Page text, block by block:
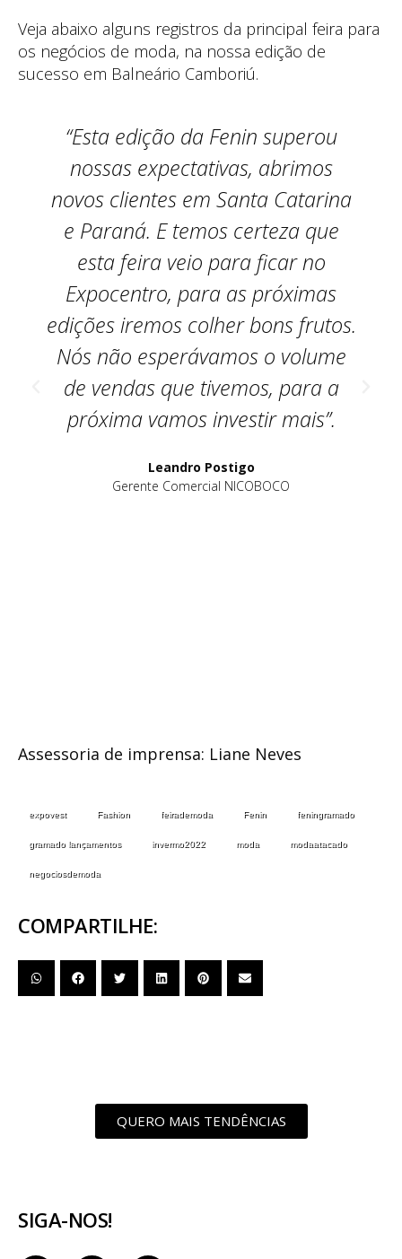
Veja abaixo alguns registros da principal feira para
os negócios de moda, na nossa edição de
sucesso em Balneário Camboriú.
“Esta edição da Fenin superou
nossas expectativas, abrimos
novos clientes em Santa Catarina
e Paraná. E temos certeza que
esta feira veio para ficar no
Expocentro, para as próximas
edições iremos colher bons frutos.
Nós não esperávamos o volume
de vendas que tivemos, para a
próxima vamos investir mais”.
Leandro Postigo
Gerente Comercial NICOBOCO
Assessoria de imprensa: Liane Neves
expovest Fashion feirademoda Fenin feningramado
gramado lançamentos invermo2022 moda modaatacado
negociosdemoda
COMPARTILHE:
QUERO MAIS TENDÊNCIAS
SIGA-NOS!